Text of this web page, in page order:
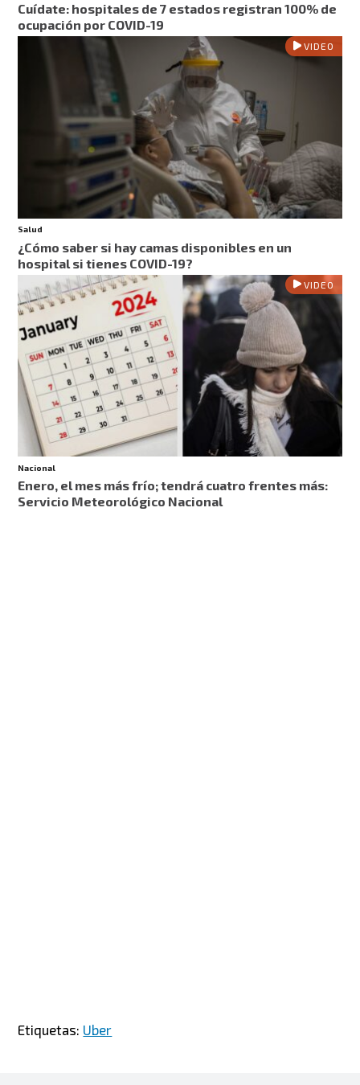
Cuídate: hospitales de 7 estados registran 100% de
ocupación por COVID-19
VIDEO
Salud
¿Cómo saber si hay camas disponibles en un
hospital si tienes COVID-19?
VIDEO
Nacional
Enero, el mes más frío; tendrá cuatro frentes más:
Servicio Meteorológico Nacional
Etiquetas: Uber